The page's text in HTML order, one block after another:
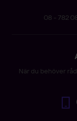
08 - 782
När du behöver